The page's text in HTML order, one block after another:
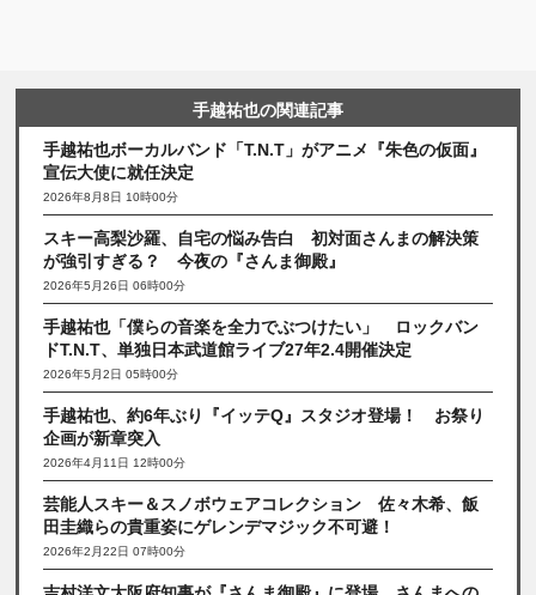
手越祐也の関連記事
手越祐也ボーカルバンド「T.N.T」がアニメ『朱色の仮面』
宣伝大使に就任決定
2026年8月8日 10時00分
スキー高梨沙羅、自宅の悩み告白 初対面さんまの解決策
が強引すぎる？ 今夜の『さんま御殿』
2026年5月26日 06時00分
手越祐也「僕らの音楽を全力でぶつけたい」 ロックバン
ドT.N.T、単独日本武道館ライブ27年2.4開催決定
2026年5月2日 05時00分
手越祐也、約6年ぶり『イッテQ』スタジオ登場！ お祭り
企画が新章突入
2026年4月11日 12時00分
芸能人スキー＆スノボウェアコレクション 佐々木希、飯
田圭織らの貴重姿にゲレンデマジック不可避！
2026年2月22日 07時00分